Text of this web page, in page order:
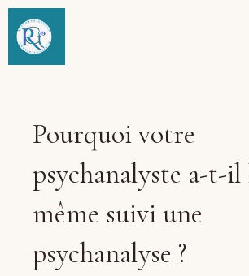
Pourquoi votre
psychanalyste a-t-
même suivi une
psychanalyse ?